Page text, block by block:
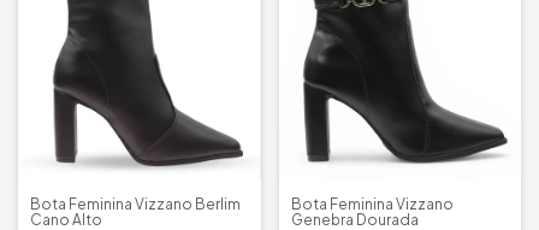
Bota Feminina Vizzano Berlim
Cano Alto
Bota Feminina Vizzano
Genebra Dourada